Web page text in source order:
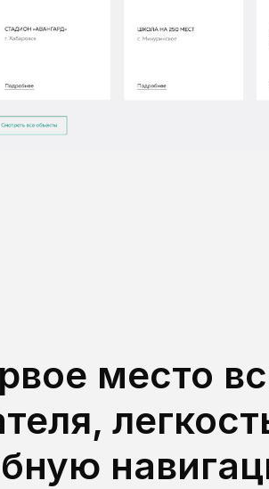
место